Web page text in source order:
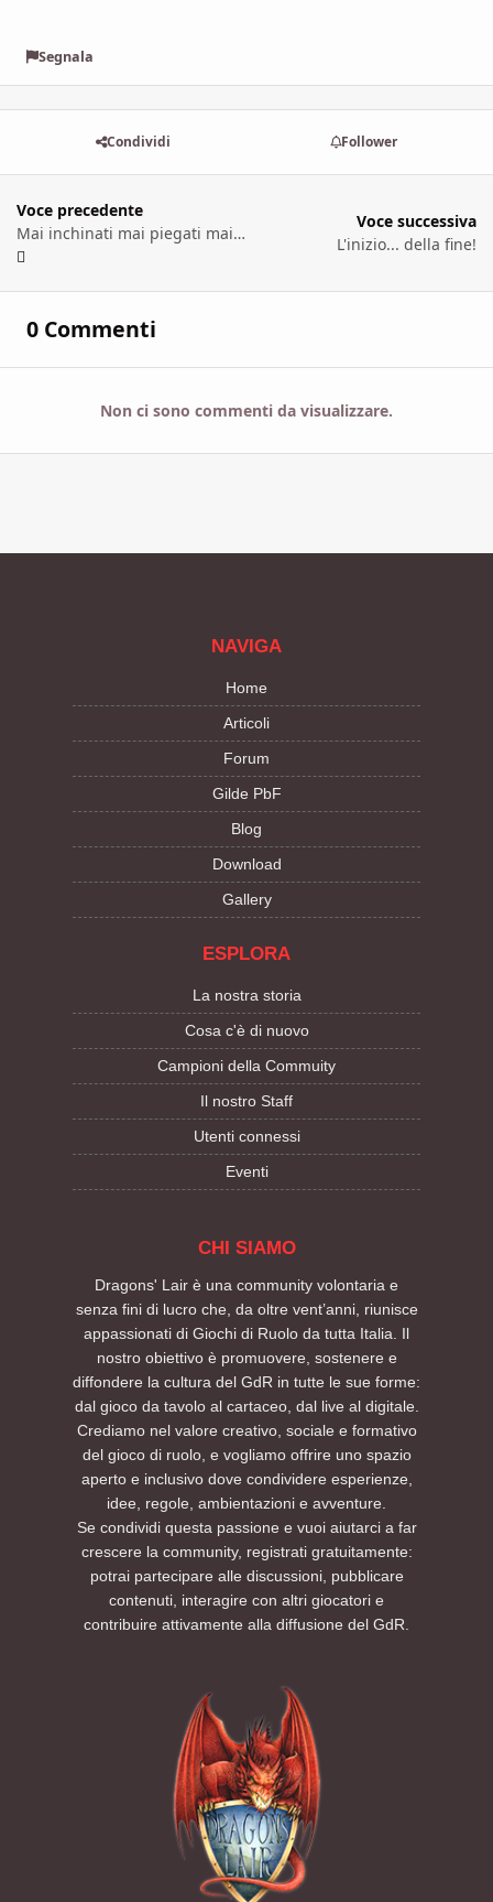
Segnala
Condividi Follower
Voce precedente
Mai inchinati mai piegati mai spezzati [prima parte]
Voce successiva
L'inizio... della fine!
0 Commenti
Non ci sono commenti da visualizzare.
NAVIGA
Home
Articoli
Forum
Gilde PbF
Blog
Download
Gallery
ESPLORA
La nostra storia
Cosa c'è di nuovo
Campioni della Commuity
Il nostro Staff
Utenti connessi
Eventi
CHI SIAMO
Dragons' Lair è una community volontaria e
senza fini di lucro che, da oltre vent’anni, riunisce
appassionati di Giochi di Ruolo da tutta Italia. Il
nostro obiettivo è promuovere, sostenere e
diffondere la cultura del GdR in tutte le sue forme:
dal gioco da tavolo al cartaceo, dal live al digitale.
Crediamo nel valore creativo, sociale e formativo
del gioco di ruolo, e vogliamo offrire uno spazio
aperto e inclusivo dove condividere esperienze,
idee, regole, ambientazioni e avventure.
Se condividi questa passione e vuoi aiutarci a far
crescere la community, registrati gratuitamente:
potrai partecipare alle discussioni, pubblicare
contenuti, interagire con altri giocatori e
contribuire attivamente alla diffusione del GdR.